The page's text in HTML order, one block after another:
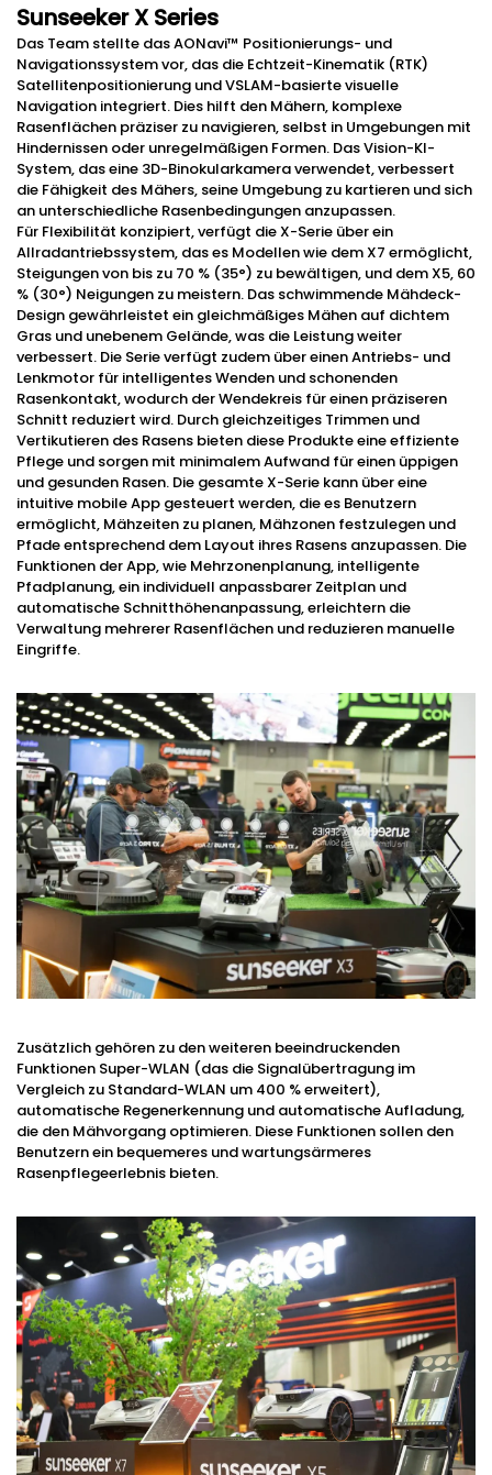
Sunseeker X Series
Das Team stellte das AONavi™ Positionierungs- und
Navigationssystem vor, das die Echtzeit-Kinematik (RTK)
Satellitenpositionierung und VSLAM-basierte visuelle
Navigation integriert. Dies hilft den Mähern, komplexe
Rasenflächen präziser zu navigieren, selbst in Umgebungen mit
Hindernissen oder unregelmäßigen Formen. Das Vision-KI-
System, das eine 3D-Binokularkamera verwendet, verbessert
die Fähigkeit des Mähers, seine Umgebung zu kartieren und sich
an unterschiedliche Rasenbedingungen anzupassen.
Für Flexibilität konzipiert, verfügt die X-Serie über ein
Allradantriebssystem, das es Modellen wie dem X7 ermöglicht,
Steigungen von bis zu 70 % (35°) zu bewältigen, und dem X5, 60
% (30°) Neigungen zu meistern. Das schwimmende Mähdeck-
Design gewährleistet ein gleichmäßiges Mähen auf dichtem
Gras und unebenem Gelände, was die Leistung weiter
verbessert. Die Serie verfügt zudem über einen Antriebs- und
Lenkmotor für intelligentes Wenden und schonenden
Rasenkontakt, wodurch der Wendekreis für einen präziseren
Schnitt reduziert wird. Durch gleichzeitiges Trimmen und
Vertikutieren des Rasens bieten diese Produkte eine effiziente
Pflege und sorgen mit minimalem Aufwand für einen üppigen
und gesunden Rasen. Die gesamte X-Serie kann über eine
intuitive mobile App gesteuert werden, die es Benutzern
ermöglicht, Mähzeiten zu planen, Mähzonen festzulegen und
Pfade entsprechend dem Layout ihres Rasens anzupassen. Die
Funktionen der App, wie Mehrzonenplanung, intelligente
Pfadplanung, ein individuell anpassbarer Zeitplan und
automatische Schnitthöhenanpassung, erleichtern die
Verwaltung mehrerer Rasenflächen und reduzieren manuelle
Eingriffe.
Zusätzlich gehören zu den weiteren beeindruckenden
Funktionen Super-WLAN (das die Signalübertragung im
Vergleich zu Standard-WLAN um 400 % erweitert),
automatische Regenerkennung und automatische Aufladung,
die den Mähvorgang optimieren. Diese Funktionen sollen den
Benutzern ein bequemeres und wartungsärmeres
Rasenpflegeerlebnis bieten.